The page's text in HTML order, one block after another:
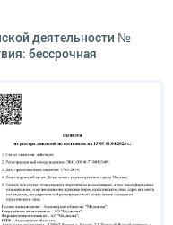
деятельности №
бессрочная